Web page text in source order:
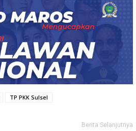
TP PKK Sulsel
Berita Selanjutnya